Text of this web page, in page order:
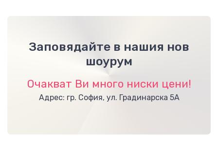
Заповядайте в нашия нов
шоурум
Очакват Ви много ниски цени!
Адрес: гр. София, ул. Градинарска 5А